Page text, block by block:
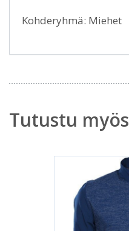
Kohderyhmä: Miehet
Tutustu myös